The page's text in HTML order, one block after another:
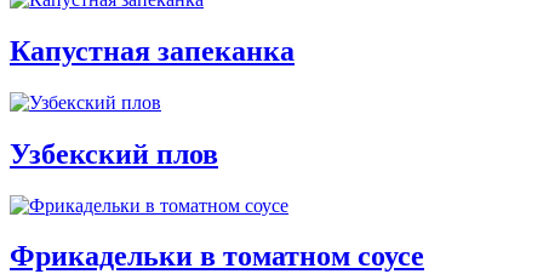
Капустная запеканка
Узбекский плов
Фрикадельки в томатном соусе